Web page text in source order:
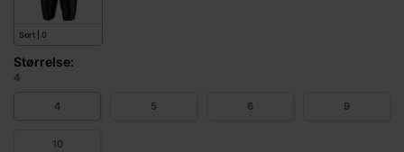
Sort | 0
Størrelse:
4
4 5 6 9
10